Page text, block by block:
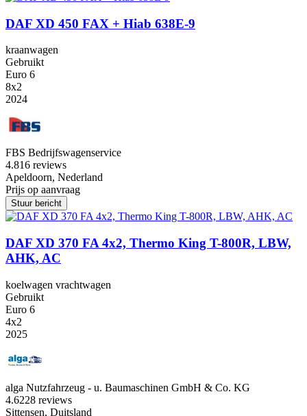
DAF XD 450 FAX + Hiab 638E-9
kraanwagen
Gebruikt
Euro 6
8x2
2024
FBS Bedrijfswagenservice
4.816 reviews
Apeldoorn, Nederland
Prijs op aanvraag
Stuur bericht
DAF XD 370 FA 4x2, Thermo King T-800R, LBW,
AHK, AC
koelwagen vrachtwagen
Gebruikt
Euro 6
4x2
2025
alga Nutzfahrzeug - u. Baumaschinen GmbH & Co. KG
4.6228 reviews
Sittensen, Duitsland